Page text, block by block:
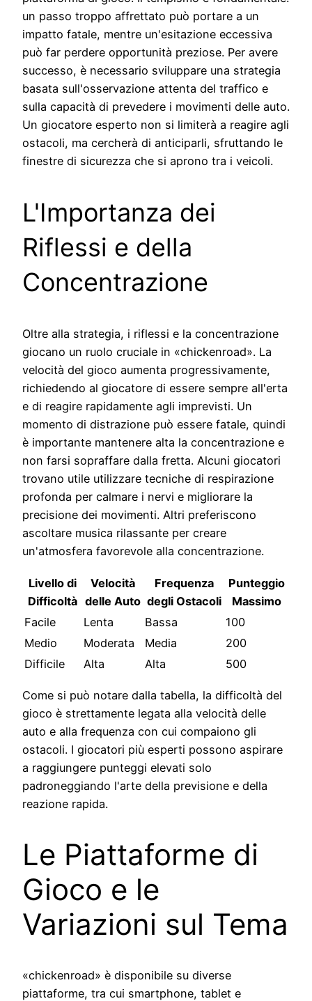
un passo troppo affrettato può portare a un
impatto fatale, mentre un'esitazione eccessiva
può far perdere opportunità preziose. Per avere
successo, è necessario sviluppare una strategia
basata sull'osservazione attenta del traffico e
sulla capacità di prevedere i movimenti delle auto.
Un giocatore esperto non si limiterà a reagire agli
ostacoli, ma cercherà di anticiparli, sfruttando le
finestre di sicurezza che si aprono tra i veicoli.
L'Importanza dei
Riflessi e della
Concentrazione
Oltre alla strategia, i riflessi e la concentrazione
giocano un ruolo cruciale in «chickenroad». La
velocità del gioco aumenta progressivamente,
richiedendo al giocatore di essere sempre all'erta
e di reagire rapidamente agli imprevisti. Un
momento di distrazione può essere fatale, quindi
è importante mantenere alta la concentrazione e
non farsi sopraffare dalla fretta. Alcuni giocatori
trovano utile utilizzare tecniche di respirazione
profonda per calmare i nervi e migliorare la
precisione dei movimenti. Altri preferiscono
ascoltare musica rilassante per creare
un'atmosfera favorevole alla concentrazione.
Livello di
Difficoltà
Velocità
delle Auto
Frequenza
degli Ostacoli
Punteggio
Massimo
Facile
Lenta Bassa
100
Medio
Moderata Media
200
Difficile
Alta Alta 500
Come si può notare dalla tabella, la difficoltà del
gioco è strettamente legata alla velocità delle
auto e alla frequenza con cui compaiono gli
ostacoli. I giocatori più esperti possono aspirare
a raggiungere punteggi elevati solo
padroneggiando l'arte della previsione e della
reazione rapida.
Le Piattaforme di
Gioco e le
Variazioni sul Tema
«chickenroad» è disponibile su diverse
piattaforme, tra cui smartphone, tablet e